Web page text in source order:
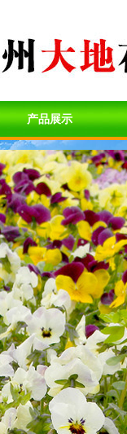
产品展示